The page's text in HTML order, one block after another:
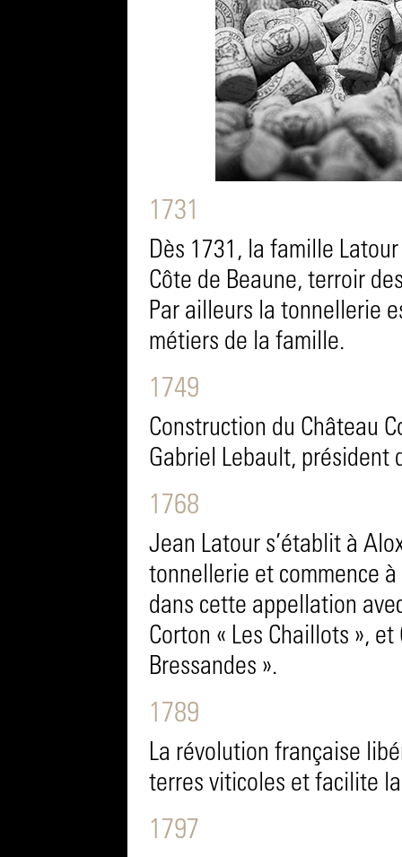
1731
Dès 1731, la famille
Côte de Beaune, terroir
Par ailleurs la tonnellerie
métiers de la famille.
1749
Construction du Château
Gabriel Lebault, président
1768
Jean Latour s’établit à
tonnellerie et commence
dans cette appellation
Corton « Les Chaillots »,
Bressandes ».
1789
La révolution française
terres viticoles et facilite
1797